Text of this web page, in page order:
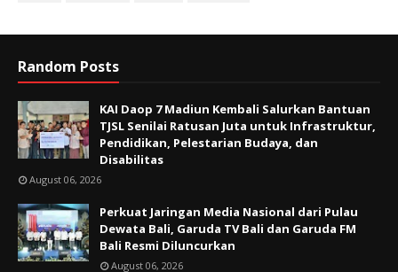
Random Posts
KAI Daop 7 Madiun Kembali Salurkan Bantuan
TJSL Senilai Ratusan Juta untuk Infrastruktur,
Pendidikan, Pelestarian Budaya, dan
Disabilitas
August 06, 2026
Perkuat Jaringan Media Nasional dari Pulau
Dewata Bali, Garuda TV Bali dan Garuda FM
Bali Resmi Diluncurkan
August 06, 2026